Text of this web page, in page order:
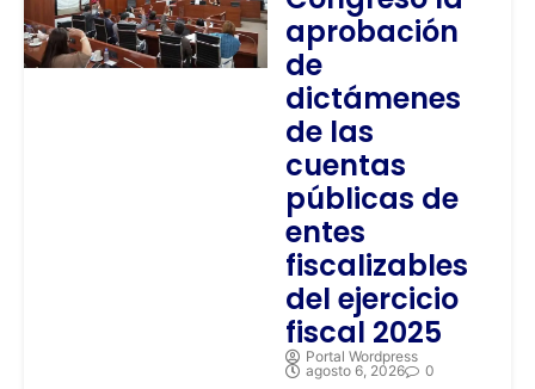
aprobación
de
dictámenes
de las
cuentas
públicas de
entes
fiscalizables
del ejercicio
fiscal 2025
Portal Wordpress
agosto 6, 2026
0